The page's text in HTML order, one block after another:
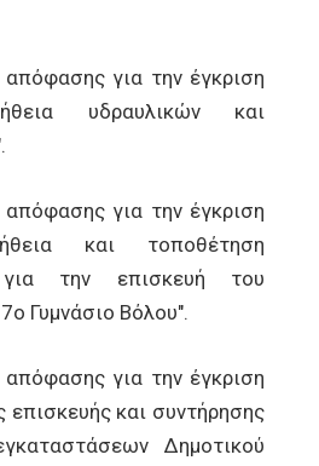
για την έγκριση
υδραυλικών και
για την έγκριση
και τοποθέτηση
για την επισκευή του
Γυμνάσιο Βόλου".
για την έγκριση
επισκευής και συντήρησης
Δημοτικού